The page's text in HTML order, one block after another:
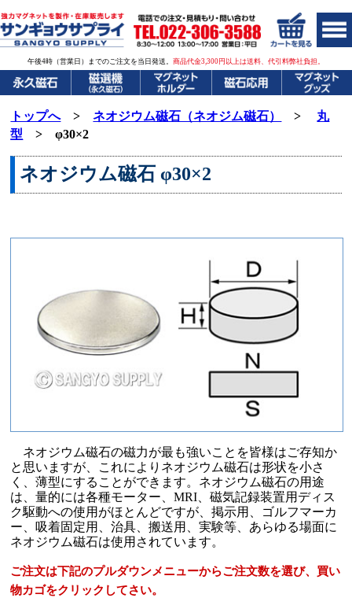
午後4時（営業日）までのご注文を当日発送。 商品代金3,300円以上は送料、代引料弊社負担。
トップへ>ネオジウム磁石（ネオジム磁石） > 丸
型 > φ30×2
ネオジウム磁石 φ30×2
ネオジウム磁石の磁力が最も強いことを皆様はご存知か
と思いますが、これによりネオジウム磁石は形状を小さ
く、薄型にすることができます。ネオジウム磁石の用途
は、量的には各種モーター、MRI、磁気記録装置用ディス
ク駆動への使用がほとんどですが、掲示用、ゴルフマーカ
ー、吸着固定用、治具、搬送用、実験等、あらゆる場面に
ネオジウム磁石は使用されています。
ご注文は下記のプルダウンメニューからご注文数を選び、買い
物カゴをクリックしてさい。